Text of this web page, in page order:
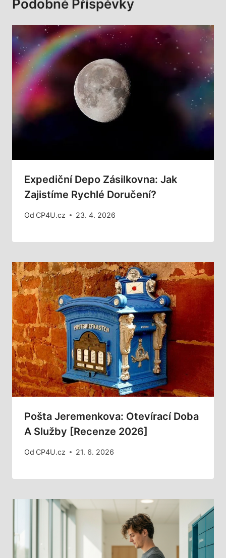
Podobné Příspěvky
Expediční Depo Zásilkovna: Jak
Zajistíme Rychlé Doručení?
Od CP4U.cz 23. 4. 2026
Pošta Jeremenkova: Otevírací Doba
A Služby [Recenze 2026]
Od CP4U.cz 21. 6. 2026